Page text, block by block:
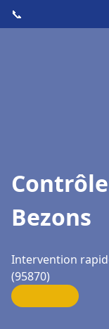
📞
Bezons
Intervention
(95870)